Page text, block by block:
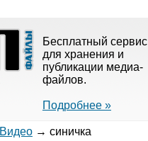
Бесплатный сервис
для хранения и
публикации медиа-
файлов.
Подробнее »
Видео→ синичка